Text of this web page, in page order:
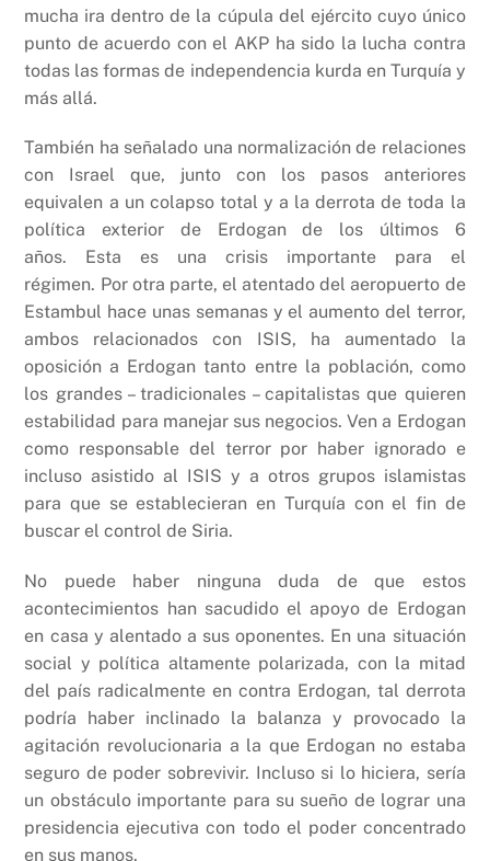
mucha ira dentro de la cúpula del ejército cuyo único
punto de acuerdo con el AKP ha sido la lucha contra
todas las formas de independencia kurda en Turquía y
más allá.
También ha señalado una normalización de relaciones
con Israel que, junto con los pasos anteriores
equivalen a un colapso total y a la derrota de toda la
política exterior de Erdogan de los últimos 6
años. Esta es una crisis importante para el
régimen. Por otra parte, el atentado del aeropuerto de
Estambul hace unas semanas y el aumento del terror,
ambos relacionados con ISIS, ha aumentado la
oposición a Erdogan tanto entre la población, como
los grandes – tradicionales – capitalistas que quieren
estabilidad para manejar sus negocios. Ven a Erdogan
como responsable del terror por haber ignorado e
incluso asistido al ISIS y a otros grupos islamistas
para que se establecieran en Turquía con el fin de
buscar el control de Siria.
No puede haber ninguna duda de que estos
acontecimientos han sacudido el apoyo de Erdogan
en casa y alentado a sus oponentes. En una situación
social y política altamente polarizada, con la mitad
del país radicalmente en contra Erdogan, tal derrota
podría haber inclinado la balanza y provocado la
agitación revolucionaria a la que Erdogan no estaba
seguro de poder sobrevivir. Incluso si lo hiciera, sería
un obstáculo importante para su sueño de lograr una
presidencia ejecutiva con todo el poder concentrado
en sus manos.